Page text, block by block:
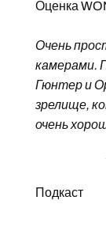
Оценка
Очень
камерами.
Гюнтер и
зрелище,
очень
Подкаст